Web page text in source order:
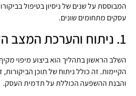
המבוססת על שנים של ניסיון בטיפול
עסקים מתחומים שונים.
1. ניתוח והערכת המצב הקיים
השלב הראשון בתהליך הוא ביצוע מיפוי
הקיימות. זה כולל ניתוח של תוכן הביקורות,
והבנת ההשפעה הכוללת על תדמית העסק.